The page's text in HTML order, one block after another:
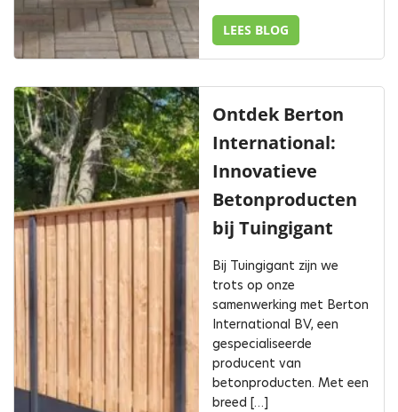
LEES BLOG
Ontdek Berton
International:
Innovatieve
Betonproducten
bij Tuingigant
Bij Tuingigant zijn we
trots op onze
samenwerking met Berton
International BV, een
gespecialiseerde
producent van
betonproducten. Met een
breed […]